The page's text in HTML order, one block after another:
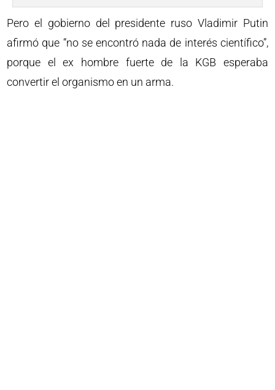
Pero el gobierno del presidente ruso Vladimir Putin
afirmó que “no se encontró nada de interés científico”,
porque el ex hombre fuerte de la KGB esperaba
convertir el organismo en un arma.